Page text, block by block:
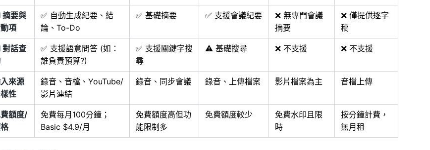
摘要與
項
✅ 自動生成紀要、結
論、To-Do
✅ 基礎摘要 ✅ 支援會議紀要
❌ 無專門會議
摘要
❌ 僅提供逐字
稿
對話查
✅ 支援語意問答 (如：
誰負責預算?)
✅ 支援關鍵字搜
尋
⚠️ 基礎搜尋 ❌ 不支援 ❌ 不支援
來源
性
錄音、音檔、YouTube/
影片連結
錄音、同步會議 錄音、上傳檔案 影片檔案為主 音檔上傳
額度/
免費每月100分鐘；
Basic $4.9/月
免費額度高但功
能限制多
免費額度較少
免費水印且限
時
按分鐘計費，
無月租